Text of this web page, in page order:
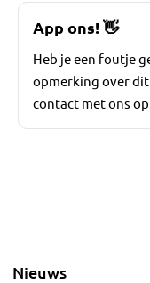
App ons!👋
Heb je een foutje
opmerking over
contact met ons
Nieuws